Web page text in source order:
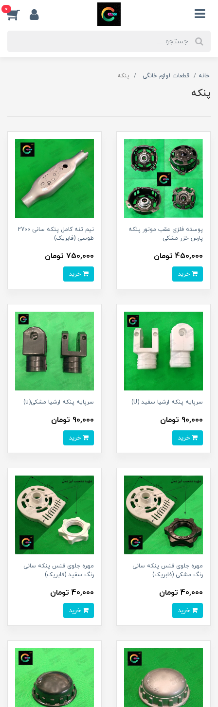
0
خانه قطعات لوازم خانگی پنکه
پنکه
پوسته فلزی عقب موتور پنکه
پارس خزر مشکی
450,000 تومان
نیم تنه کامل پنکه سانی 2700
طوسی (فابریک)
750,000 تومان
سرپایه پنکه ارشیا سفید (U)
90,000 تومان
سرپایه پنکه ارشیا مشکی(u)
90,000 تومان
مهره جلوی فنس پنکه سانی
رنگ مشکی (فابریک)
40,000 تومان
مهره جلوی فنس پنکه سانی
رنگ سفید (فابریک)
40,000 تومان